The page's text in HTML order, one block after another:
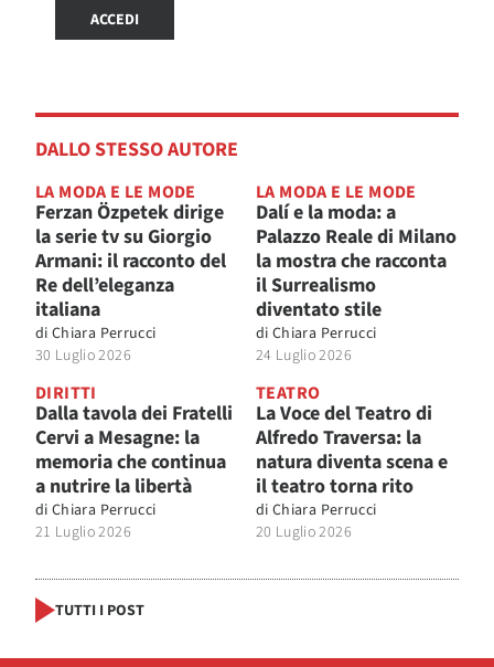
ACCEDI
DALLO STESSO AUTORE
LA MODA E LE MODE
Ferzan Özpetek dirige
la serie tv su Giorgio
Armani: il racconto del
Re dell’eleganza
italiana
di Chiara Perrucci
30 Luglio 2026
LA MODA E LE MODE
Dalí e la moda: a
Palazzo Reale di Milano
la mostra che racconta
il Surrealismo
diventato stile
di Chiara Perrucci
24 Luglio 2026
DIRITTI
Dalla tavola dei Fratelli
Cervi a Mesagne: la
memoria che continua
a nutrire la libertà
di Chiara Perrucci
21 Luglio 2026
TEATRO
La Voce del Teatro di
Alfredo Traversa: la
natura diventa scena e
il teatro torna rito
di Chiara Perrucci
20 Luglio 2026
TUTTI I POST